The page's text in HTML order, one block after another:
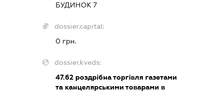
БУДИНОК 7
dossier.capital:
0 грн.
dossier.kveds:
47.62 роздрібна торгівля газетами
та канцелярськими товарами в